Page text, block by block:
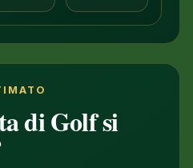
di Golf si